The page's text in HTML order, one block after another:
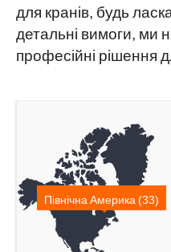
для кранів, будь
детальні вимоги, ми
професійні рішення
Північна Америка (33)